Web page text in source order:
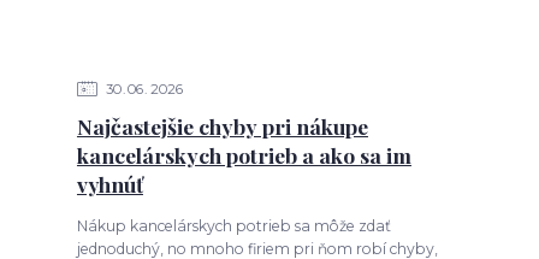
30 06 2026
Najčastejšie chyby pri nákupe
kancelárskych potrieb a ako sa im
vyhnúť
Nákup kancelárskych potrieb sa môže zdať
jednoduchý, no mnoho firiem pri ňom robí chyby,